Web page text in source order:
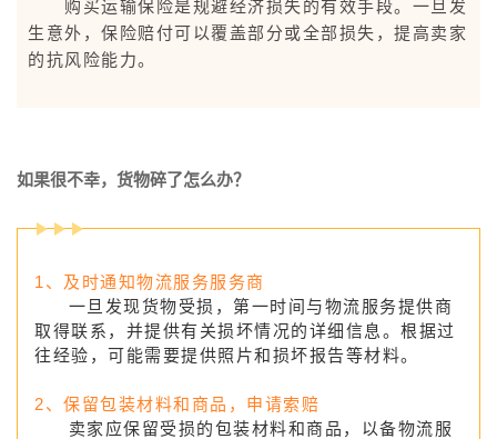
购买运输保险是规避经济损失的有效手段。一旦发
生意外，保险赔付可以覆盖部分或全部损失，提高卖家
的抗风险能力。
如果很不幸，货物碎了怎么办？
1、及时通知物流服务服务商
一旦发现货物受损，第一时间与物流服务提供商
取得联系，并提供有关损坏情况的详细信息。根据过
往经验，可能需要提供照片和损坏报告等材料。
2、保留包装材料和商品，申请索赔
卖家应保留受损的包装材料和商品，以备物流服